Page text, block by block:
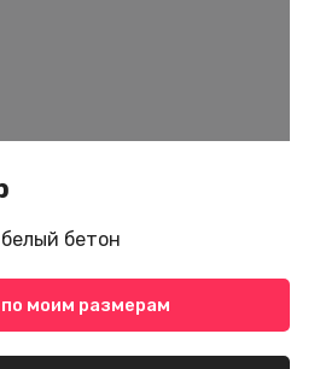
бетон
моим размерам